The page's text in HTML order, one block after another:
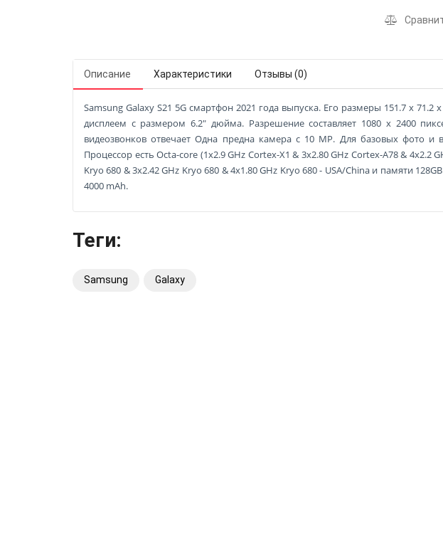
Описание Характеристики Отзывы (0)
Samsung Galaxy S21 5G смартфон 2021 года выпуска. Его размеры 151.7 x 71.2
дисплеем с размером 6.2" дюйма. Разрешение составляет 1080 x 2400
видеозвонков отвечает Одна предна камера с 10 MP. Для базовых фото и
Процессор есть Octa-core (1x2.9 GHz Cortex-X1 & 3x2.80 GHz Cortex-A78 & 4x2.2
Kryo 680 & 3x2.42 GHz Kryo 680 & 4x1.80 GHz Kryo 680 - USA/China и памяти
4000 mAh.
Теги:
Samsung Galaxy